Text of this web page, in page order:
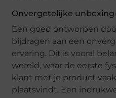
Onvergetelijke
Een goed ontworpen
bijdragen aan een
ervaring. Dit is vooral
wereld, waar de eerste
klant met je product
plaatsvindt. Een